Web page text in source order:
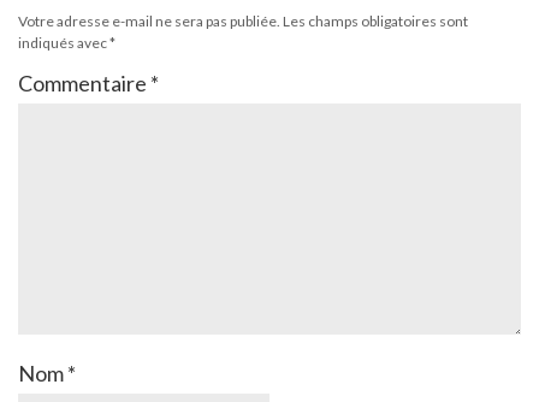
Votre adresse e-mail ne sera pas publiée. Les champs obligatoires sont
indiqués avec*
Commentaire *
Nom*